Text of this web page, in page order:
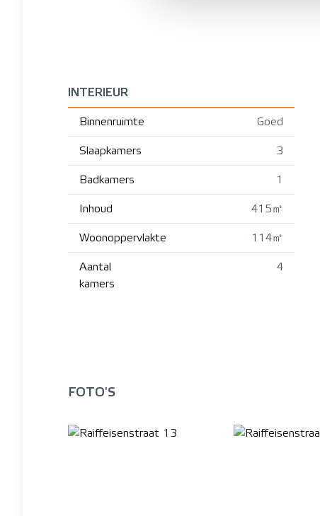
INTERIEUR
Binnenruimte Goed
Slaapkamers 3
Badkamers 1
Inhoud 415㎥
Woonoppervlakte 114㎡
Aantal
kamers
4
FOTO'S